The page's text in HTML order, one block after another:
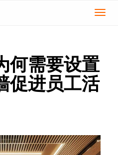
切
何需要设置
促进员工活